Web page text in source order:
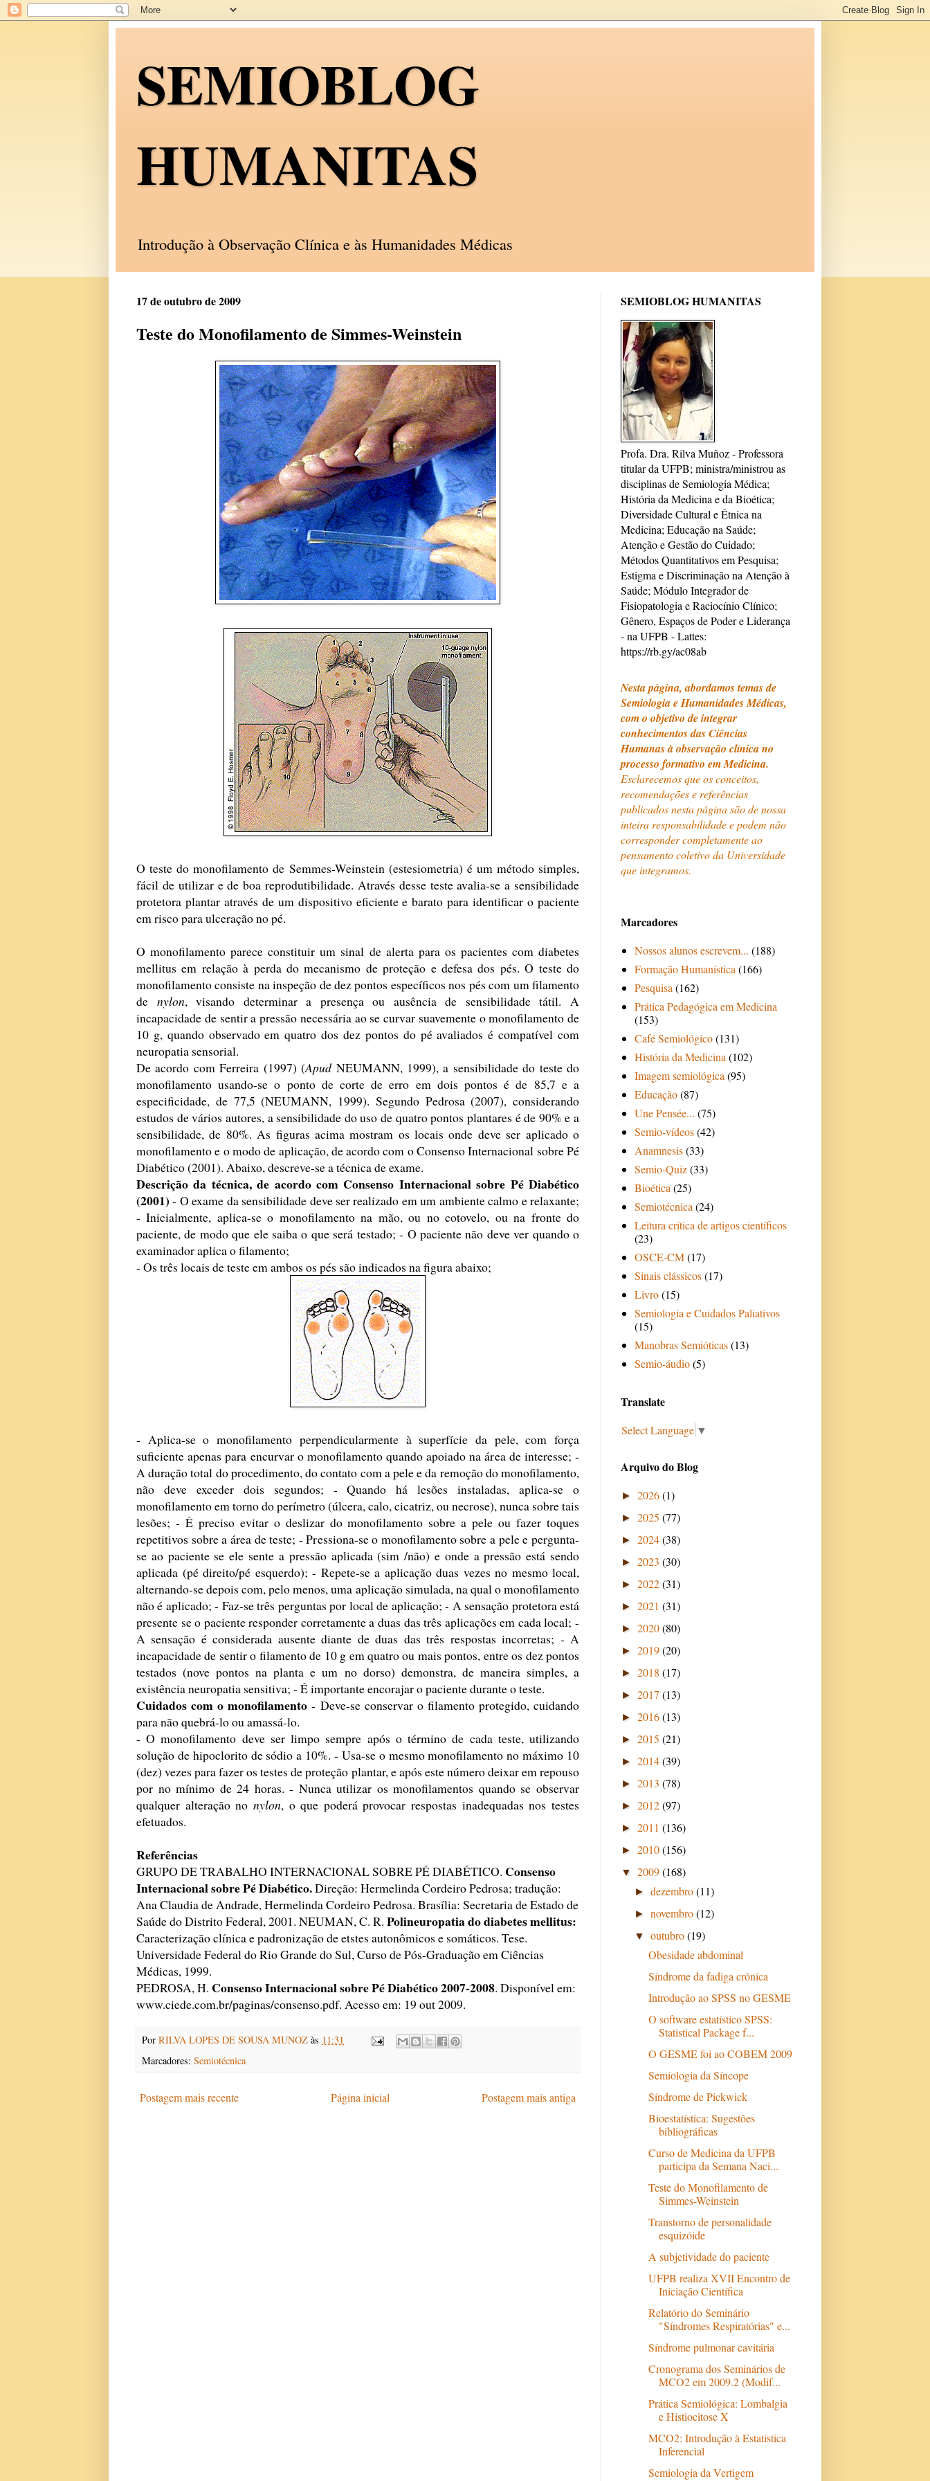
SEMIOBLOG
HUMANITAS
Introdução à Observação Clínica e às Humanidades Médicas
17 de outubro de 2009
Teste do Monofilamento de Simmes-Weinstein
O teste do monofilamento de Semmes-Weinstein (estesiometria) é um método simples,
fácil de utilizar e de boa reprodutibilidade. Através desse teste avalia-se a sensibilidade
protetora plantar através de um dispositivo eficiente e barato para identificar o paciente
em risco para ulceração no pé.
O monofilamento parece constituir um sinal de alerta para os pacientes com diabetes
mellitus em relação à perda do mecanismo de proteção e defesa dos pés. O teste do
monofilamento consiste na inspeção de dez pontos específicos nos pés com um filamento
de nylon, visando determinar a presença ou ausência de sensibilidade tátil. A
incapacidade de sentir a pressão necessária ao se curvar suavemente o monofilamento de
10 g, quando observado em quatro dos dez pontos do pé avaliados é compatível com
neuropatia sensorial.
De acordo com Ferreira (1997) (ApudNEUMANN, 1999), a sensibilidade do teste do
monofilamento usando-se o ponto de corte de erro em dois pontos é de 85,7 e a
especificidade, de 77,5 (NEUMANN, 1999). Segundo Pedrosa (2007), considerando
estudos de vários autores, a sensibilidade do uso de quatro pontos plantares é de 90% e a
sensibilidade, de 80%. As figuras acima mostram os locais onde deve ser aplicado o
monofilamento e o modo de aplicação, de acordo com o Consenso Internacional sobre Pé
Diabético (2001). Abaixo, descreve-se a técnica de exame.
Descrição da técnica, de acordo com Consenso Internacional sobre Pé Diabético
(2001)- O exame da sensibilidade deve ser realizado em um ambiente calmo e relaxante;
- Inicialmente, aplica-se o monofilamento na mão, ou no cotovelo, ou na fronte do
paciente, de modo que ele saiba o que será testado; - O paciente não deve ver quando o
examinador aplica o filamento;
- Os três locais de teste em ambos os pés são indicados na figura abaixo;
- Aplica-se o monofilamento perpendicularmente à superfície da pele, com força
suficiente apenas para encurvar o monofilamento quando apoiado na área de interesse; -
A duração total do procedimento, do contato com a pele e da remoção do monofilamento,
não deve exceder dois segundos; - Quando há lesões instaladas, aplica-se o
monofilamento em torno do perímetro (úlcera, calo, cicatriz, ou necrose), nunca sobre tais
lesões; - É preciso evitar o deslizar do monofilamento sobre a pele ou fazer toques
repetitivos sobre a área de teste; - Pressiona-se o monofilamento sobre a pele e pergunta-
se ao paciente se ele sente a pressão aplicada (sim /não) e onde a pressão está sendo
aplicada (pé direito/pé esquerdo); - Repete-se a aplicação duas vezes no mesmo local,
alternando-se depois com, pelo menos, uma aplicação simulada, na qual o monofilamento
não é aplicado; - Faz-se três perguntas por local de aplicação; - A sensação protetora está
presente se o paciente responder corretamente a duas das três aplicações em cada local; -
A sensação é considerada ausente diante de duas das três respostas incorretas; - A
incapacidade de sentir o filamento de 10 g em quatro ou mais pontos, entre os dez pontos
testados (nove pontos na planta e um no dorso) demonstra, de maneira simples, a
existência neuropatia sensitiva; - É importante encorajar o paciente durante o teste.
Cuidados com o monofilamento - Deve-se conservar o filamento protegido, cuidando
para não quebrá-lo ou amassá-lo.
- O monofilamento deve ser limpo sempre após o término de cada teste, utilizando
solução de hipoclorito de sódio a 10%. - Usa-se o mesmo monofilamento no máximo 10
(dez) vezes para fazer os testes de proteção plantar, e após este número deixar em repouso
por no mínimo de 24 horas. - Nunca utilizar os monofilamentos quando se observar
qualquer alteração no nylon, o que poderá provocar respostas inadequadas nos testes
efetuados.
Referências
GRUPO DE TRABALHO INTERNACIONAL SOBRE PÉ DIABÉTICO. Consenso
Internacional sobre Pé Diabético.Direção: Hermelinda Cordeiro Pedrosa; tradução:
Ana Claudia de Andrade, Hermelinda Cordeiro Pedrosa. Brasília: Secretaria de Estado de
Saúde do Distrito Federal, 2001. NEUMAN, C. R. Polineuropatia do diabetes mellitus:
Caracterização clínica e padronização de etstes autonômicos e somáticos. Tese.
Universidade Federal do Rio Grande do Sul, Curso de Pós-Graduação em Ciências
Médicas, 1999.
PEDROSA, H. Consenso Internacional sobre Pé Diabético 2007-2008. Disponível em:
www.ciede.com.br/paginas/consenso.pdf. Acesso em: 19 out 2009.
Por RILVA LOPES DE SOUSA MUNOZ às 11:31
Marcadores: Semiotécnica
Postagem mais recente Postagem mais antiga
Página inicial
SEMIOBLOG HUMANITAS
Profa. Dra. Rilva Muñoz - Professora
titular da UFPB; ministra/ministrou as
disciplinas de Semiologia Médica;
História da Medicina e da Bioética;
Diversidade Cultural e Étnica na
Medicina; Educação na Saúde;
Atenção e Gestão do Cuidado;
Métodos Quantitativos em Pesquisa;
Estigma e Discriminação na Atenção à
Saúde; Módulo Integrador de
Fisiopatologia e Raciocínio Clínico;
Gênero, Espaços de Poder e Liderança
- na UFPB - Lattes:
https://rb.gy/ac08ab
Nesta página, abordamos temas de
Semiologia e Humanidades Médicas,
com o objetivo de integrar
conhecimentos das Ciências
Humanas à observação clínica no
processo formativo em Medicina.
Esclarecemos que os conceitos,
recomendações e referências
publicados nesta página são de nossa
inteira responsabilidade e podem não
corresponder completamente ao
pensamento coletivo da Universidade
que integramos.
Marcadores
Nossos alunos escrevem... (188)
Formação Humanística (166)
Pesquisa (162)
Prática Pedagógica em Medicina
(153)
Café Semiológico(131)
História da Medicina (102)
Imagem semiológica (95)
Educação(87)
Une Pensée... (75)
Semio-vídeos(42)
Anamnesis(33)
Semio-Quiz(33)
Bioética (25)
Semiotécnica (24)
Leitura crítica de artigos científicos
(23)
OSCE-CM(17)
Sinais clássicos(17)
Livro(15)
Semiologia e Cuidados Paliativos
(15)
Manobras Semióticas(13)
Semio-áudio(5)
Translate
Select Language ▼
Arquivo do Blog
► 2026(1)
► 2025 (77)
► 2024(38)
► 2023 (30)
► 2022(31)
► 2021 (31)
► 2020(80)
► 2019(20)
► 2018 (17)
► 2017 (13)
► 2016(13)
► 2015 (21)
► 2014(39)
► 2013 (78)
► 2012(97)
► 2011 (136)
► 2010(156)
▼ 2009(168)
►dezembro(11)
►novembro(12)
▼outubro(19)
Obesidade abdominal
Síndrome da fadiga crônica
Introdução ao SPSS no GESME
O software estatístico SPSS:
Statistical Package f...
O GESME foi ao COBEM 2009
Semiologia da Síncope
Síndrome de Pickwick
Bioestatística: Sugestões
bibliográficas
Curso de Medicina da UFPB
participa da Semana Naci...
Teste do Monofilamento de
Simmes-Weinstein
Transtorno de personalidade
esquizóide
A subjetividade do paciente
UFPB realiza XVII Encontro de
Iniciação Científica
Relatório do Seminário
"Síndromes Respiratórias" e...
Síndrome pulmonar cavitária
Cronograma dos Seminários de
MCO2 em 2009.2 (Modif...
Prática Semiológica: Lombalgia
e Histiocitose X
MCO2: Introdução à Estatística
Inferencial
Semiologia da Vertigem